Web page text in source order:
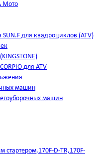
Мото
для квадроциклов (АТV)
для ATV
машин
машин
стартером,170F-D-TR,170F-